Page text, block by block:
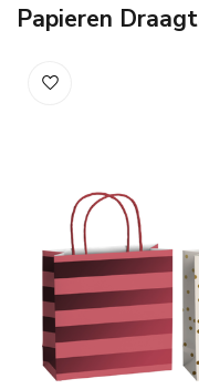
Papieren